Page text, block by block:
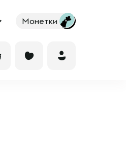
Монетки